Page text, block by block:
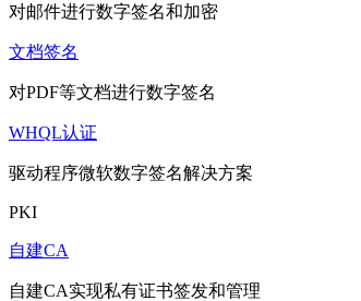
对邮件进行数字签名和加密
文档签名
对PDF等文档进行数字签名
WHQL认证
驱动程序微软数字签名解决方案
PKI
自建CA
自建CA实现私有证书签发和管理